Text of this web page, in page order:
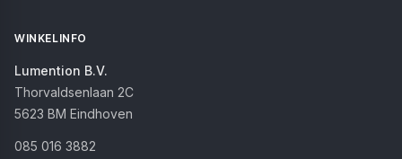
WINKELINFO
Lumention B.V.
Thorvaldsenlaan 2C
5623 BM Eindhoven
085 016 3882